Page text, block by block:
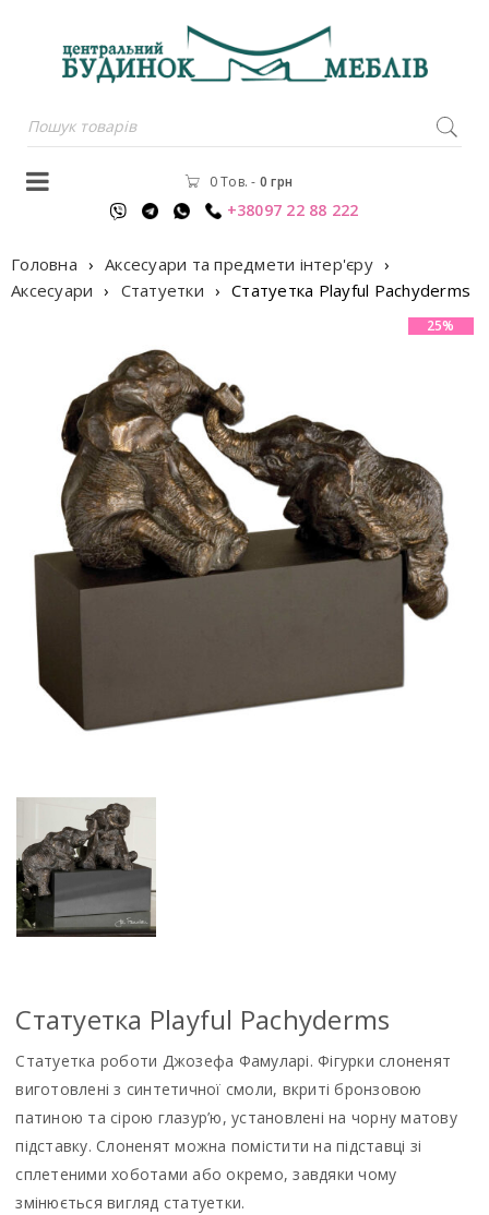
0 Тов. - 0грн
+38097 22 88 222
Головна › Аксесуари та предмети інтер'єру ›
Аксесуари › Статуетки › Статуетка Playful Pachyderms
25%
Статуетка Playful Pachyderms
Статуетка роботи Джозефа Фамуларі. Фігурки слоненят
виготовлені з синтетичної смоли, вкриті бронзовою
патиною та сірою глазур’ю, установлені на чорну матову
підставку. Слоненят можна помістити на підставці зі
сплетеними хоботами або окремо, завдяки чому
змінюється вигляд статуетки.